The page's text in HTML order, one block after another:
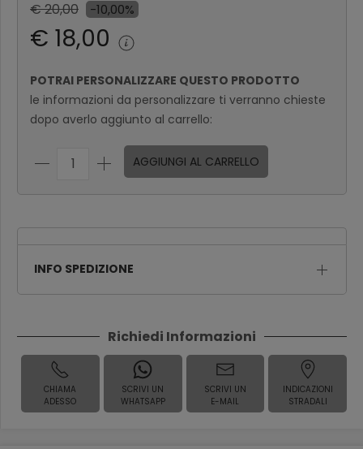
€ 20,00 -10,00%
€ 18,00
POTRAI PERSONALIZZARE QUESTO PRODOTTO
le informazioni da personalizzare ti verranno chieste
dopo averlo aggiunto al carrello:
AGGIUNGI AL CARRELLO
INFO SPEDIZIONE
Richiedi Informazioni
CHIAMA
ADESSO
SCRIVI UN
WHATSAPP
SCRIVI UN
E-MAIL
INDICAZIONI
STRADALI